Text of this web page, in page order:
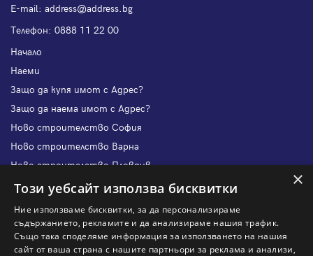
Е-mail: address@address.bg
Телефон: 0888 11 22 00
Начало
Наеми
Защо да купя имот с Адрес?
Защо да наема имот с Адрес?
Ново строителство София
Ново строителство Варна
Ново строителство Пловдив
Ново строителство Бургас
Защо да отдам имот с Адрес?
Наши офиси
×
Този уебсайт използва бисквитки
Ние използваме бисквитки, за да персонализираме
съдържанието, рекламите и да анализираме нашия трафик.
Също така споделяме информация за използването на нашия
сайт от ваша страна с нашите партньори за реклама и анализи,